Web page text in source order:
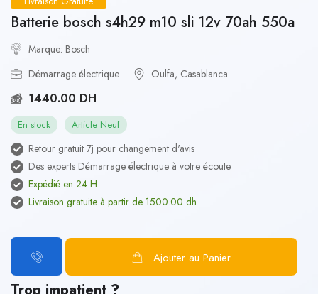
Batterie bosch s4h29 m10 sli 12v 70ah 550a
Marque: Bosch
Démarrage électrique
Oulfa, Casablanca
1440.00 DH
En stock Article Neuf
Retour gratuit 7j pour changement d'avis
Des experts Démarrage électrique à votre écoute
Expédié en 24 H
Livraison gratuite à partir de 1500.00 dh
Ajouter au Panier